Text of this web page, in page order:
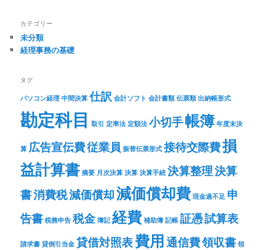
カテゴリー
未分類
経理事務の基礎
タグ
パソコン経理 中間決算 仕訳 会計ソフト 会計書類 伝票類 出納帳形式
勘定科目 取引 定率法 定額法 小切手帳簿 年度末決
算 広告宣伝費従業員 振替伝票形式 接待交際費損
益計算書 摘要 月次決算 決算 決算手続 決算整理決算
書消費税減価償却減価償却費 現金過不足 申
告書 税務申告 税金 簿記 経費 補助簿 記帳 証憑試算表
請求書 貸倒引当金 貸借対照表費用通信費領収書 領